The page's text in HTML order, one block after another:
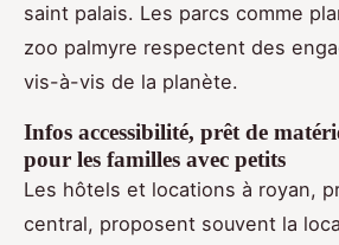
saint palais. Les parcs comme
zoo palmyre respectent des
vis-à-vis de la planète.
Infos accessibilité, prêt de
pour les familles avec petits
Les hôtels et locations à royan,
central, proposent souvent la